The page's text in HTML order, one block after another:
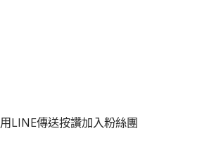
用LINE傳送按讚加入粉絲團